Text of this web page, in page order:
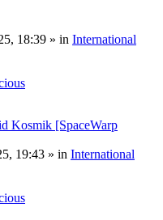
18:39 » in International
Kosmik [SpaceWarp
19:43 » in International